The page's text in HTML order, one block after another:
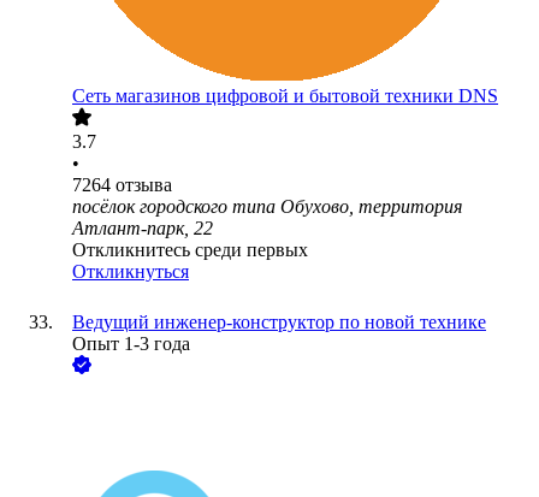
Сеть магазинов цифровой и бытовой техники DNS
3.7
•
7264 отзыва
посёлок городского типа Обухово, территория
Атлант-парк, 22
Откликнитесь среди первых
Откликнуться
Ведущий инженер-конструктор по новой технике
Опыт 1-3 года